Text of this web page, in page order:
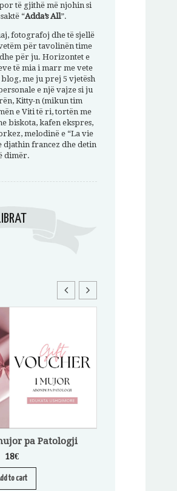
të gjithë më njohin si
“Adda’s All”.
fotografoj dhe të sjellë
për tavolinën time
për ju. Horizontet e
të mia i marr me vete
blog, me ju prej 5 vjetësh
e një vajze si ju
Kitty-n (mikun tim
e Viti të ri, tortën me
biskota, kafen ekspres,
melodinë e “La vie
djathin francez dhe detin
dimër.
pa Patologji
18€
to cart